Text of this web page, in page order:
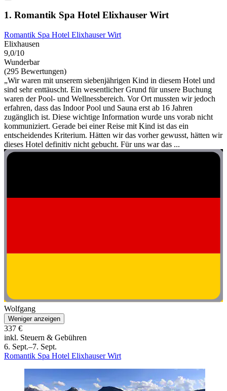
1. Romantik Spa Hotel Elixhauser Wirt
Romantik Spa Hotel Elixhauser Wirt
Elixhausen
9,0/10
Wunderbar
(295 Bewertungen)
„Wir waren mit unserem siebenjährigen Kind in diesem Hotel und
sind sehr enttäuscht. Ein wesentlicher Grund für unsere Buchung
waren der Pool- und Wellnessbereich. Vor Ort mussten wir jedoch
erfahren, dass das Indoor Pool und Sauna erst ab 16 Jahren
zugänglich ist. Diese wichtige Information wurde uns vorab nicht
kommuniziert. Gerade bei einer Reise mit Kind ist das ein
entscheidendes Kriterium. Hätten wir das vorher gewusst, hätten wir
dieses Hotel definitiv nicht gebucht. Für uns war das ...
Wolfgang
Weniger anzeigen
337 €
inkl. Steuern & Gebühren
6. Sept.–7. Sept.
Romantik Spa Hotel Elixhauser Wirt